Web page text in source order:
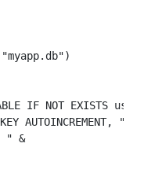
IF NOT EXISTS users
AUTOINCREMENT, " &
" &